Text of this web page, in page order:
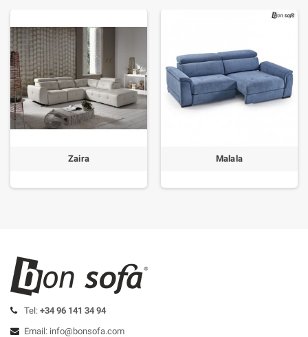
Zaira Malala
Tel: +34 96 141 34 94
Email: info@bonsofa.com